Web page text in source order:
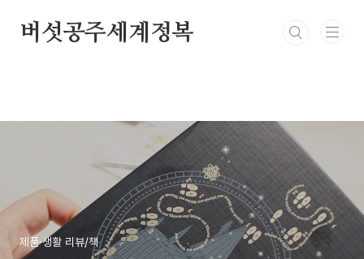
버섯공주세계정복
제품·생활 리뷰/책